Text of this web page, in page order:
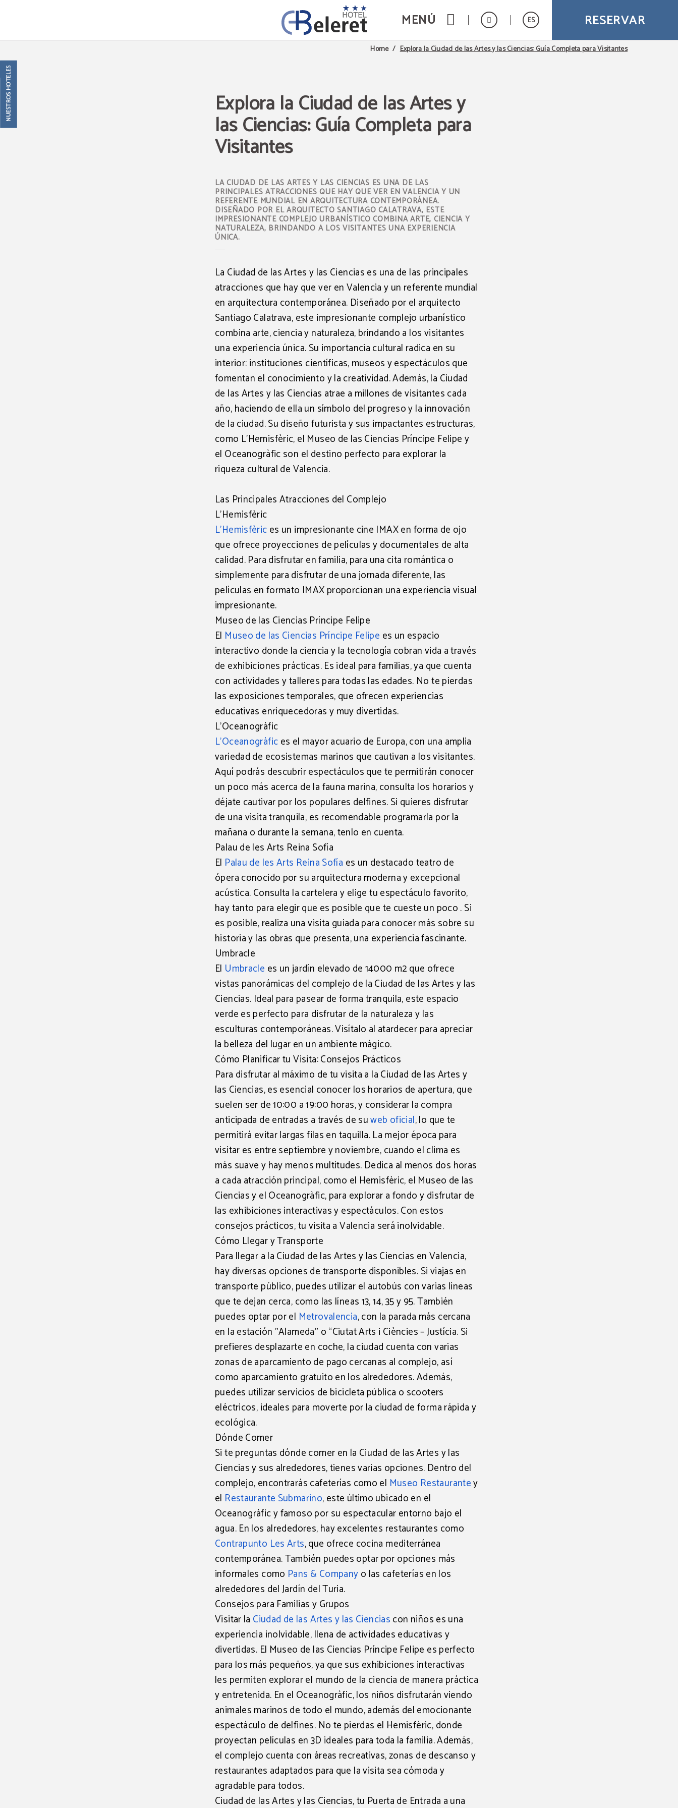
MENÚ ES RESERVAR
Explora La Ciudad De Las Artes Y Las Ciencias: Guía Completa Para Visitantes del Hotel Beleret en Valencia. Web Oficial.
Home Explora la Ciudad de las Artes y las Ciencias: Guía Completa para Visitantes
Explora la Ciudad de las Artes y
las Ciencias: Guía Completa para
Visitantes
LA CIUDAD DE LAS ARTES Y LAS CIENCIAS ES UNA DE LAS
PRINCIPALES ATRACCIONES QUE HAY QUE VER EN VALENCIA Y UN
REFERENTE MUNDIAL EN ARQUITECTURA CONTEMPORÁNEA.
DISEÑADO POR EL ARQUITECTO SANTIAGO CALATRAVA, ESTE
IMPRESIONANTE COMPLEJO URBANÍSTICO COMBINA ARTE, CIENCIA Y
NATURALEZA, BRINDANDO A LOS VISITANTES UNA EXPERIENCIA
ÚNICA.
La Ciudad de las Artes y las Ciencias es una de las principales
atracciones que hay que ver en Valencia y un referente mundial
en arquitectura contemporánea. Diseñado por el arquitecto
Santiago Calatrava, este impresionante complejo urbanístico
combina arte, ciencia y naturaleza, brindando a los visitantes
una experiencia única. Su importancia cultural radica en su
interior: instituciones científicas, museos y espectáculos que
fomentan el conocimiento y la creatividad. Además, la Ciudad
de las Artes y las Ciencias atrae a millones de visitantes cada
año, haciendo de ella un símbolo del progreso y la innovación
de la ciudad. Su diseño futurista y sus impactantes estructuras,
como L’Hemisfèric, el Museo de las Ciencias Príncipe Felipe y
el Oceanogràfic son el destino perfecto para explorar la
riqueza cultural de Valencia.
Las Principales Atracciones del Complejo
L’Hemisfèric
L’Hemisfèrices un impresionante cine IMAXen forma de ojo
que ofrece proyecciones de películas y documentales de alta
calidad. Para disfrutar en familia, para una cita romántica o
simplemente para disfrutar de una jornada diferente, las
películas en formato IMAX proporcionan una experiencia visual
impresionante.
Museo de las Ciencias Príncipe Felipe
El Museo de las Ciencias Príncipe Felipe es un espacio
interactivo donde la ciencia y la tecnología cobran vida a través
de exhibiciones prácticas. Es ideal para familias, ya que cuenta
con actividades y talleres para todas las edades. No te pierdas
las exposiciones temporales, que ofrecen experiencias
educativas enriquecedoras y muy divertidas.
L’Oceanogràfic
L’Oceanogràfices el mayor acuario de Europa, con una amplia
variedad de ecosistemas marinos que cautivan a los visitantes.
Aquí podrás descubrir espectáculos que te permitirán conocer
un poco más acerca de la fauna marina, consulta los horarios y
déjate cautivar por los populares delfines. Si quieres disfrutar
de una visita tranquila, es recomendable programarla por la
mañana o durante la semana, tenlo en cuenta.
Palau de les Arts Reina Sofía
El Palau de les Arts Reina Sofía es un destacadoteatro de
óperaconocido por su arquitectura moderna y excepcional
acústica. Consulta la cartelera y elige tu espectáculo favorito,
hay tanto para elegir que es posible que te cueste un poco . Si
es posible, realiza una visita guiada para conocer más sobre su
historia y las obras que presenta, una experiencia fascinante.
Umbracle
El Umbracle es unjardín elevado de 14000 m2que ofrece
vistas panorámicas del complejo de la Ciudad de las Artes y las
Ciencias. Ideal para pasear de forma tranquila, este espacio
verde es perfecto para disfrutar de la naturaleza y las
esculturas contemporáneas. Visítalo al atardecer para apreciar
la belleza del lugar en un ambiente mágico.
Cómo Planificar tu Visita: Consejos Prácticos
Para disfrutar al máximo de tu visita a la Ciudad de las Artes y
las Ciencias, es esencial conocer los horarios de apertura, que
suelen ser de 10:00 a 19:00 horas, y considerar lacompra
anticipada de entradas a través de suweb oficial, lo que te
permitirá evitar largas filas en taquilla. Lamejor época para
visitar es entre septiembre y noviembre, cuando el clima es
más suave y hay menos multitudes. Dedica al menos dos horas
a cada atracciónprincipal, como el Hemisfèric, el Museo de las
Ciencias y el Oceanogràfic, para explorar a fondo y disfrutar de
las exhibiciones interactivas y espectáculos. Con estos
consejos prácticos, tu visita a Valencia será inolvidable.
Cómo Llegar y Transporte
Para llegar a la Ciudad de las Artes y las Ciencias en Valencia,
hay diversas opciones de transporte disponibles. Si viajas en
transporte público, puedes utilizar el autobús con varias líneas
que te dejan cerca, como las líneas 13, 14, 35 y 95.También
puedes optar por el Metrovalencia, con la parada más cercana
en la estación "Alameda" o “Ciutat Arts i Ciències – Justícia. Si
prefieres desplazarte en coche, la ciudad cuenta con varias
zonas de aparcamiento de pago cercanas al complejo, así
como aparcamiento gratuito en los alrededores. Además,
puedes utilizarservicios de bicicleta pública o scooters
eléctricos, ideales para moverte por la ciudad de forma rápida y
ecológica.
Dónde Comer
Si te preguntas dónde comeren la Ciudad de las Artes y las
Ciencias y sus alrededores, tienes varias opciones. Dentro del
complejo, encontrarás cafeterías como el Museo Restaurantey
el Restaurante Submarino, este último ubicado en el
Oceanogràfic y famoso por su espectacular entorno bajo el
agua. En los alrededores, hay excelentes restaurantes como
Contrapunto Les Arts, que ofrece cocina mediterránea
contemporánea. También puedes optar por opciones más
informales como Pans & Companyo las cafeterías en los
alrededores del Jardín del Turia.
Consejos para Familias y Grupos
Visitar la Ciudad de las Artes y las Cienciascon niñoses una
experiencia inolvidable, llena de actividades educativas y
divertidas. El Museo de las Ciencias Príncipe Felipe es perfecto
para los más pequeños, ya que sus exhibiciones interactivas
les permiten explorar el mundo de la ciencia de manera práctica
y entretenida. En el Oceanogràfic, los niños disfrutarán viendo
animales marinos de todo el mundo, además del emocionante
espectáculo de delfines. No te pierdas el Hemisfèric, donde
proyectan películas en 3D ideales para toda la familia. Además,
el complejo cuenta con áreas recreativas, zonas de descanso y
restaurantes adaptados para que la visita sea cómoda y
agradable para todos.
Ciudad de las Artes y las Ciencias, tu Puerta de Entrada a una
NUESTROS HOTELES